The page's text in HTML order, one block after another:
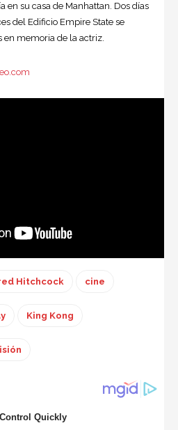
su casa de Manhattan. Dos días
del Edificio Empire State se
en memoria de la actriz.
Hitchcock cine
King Kong